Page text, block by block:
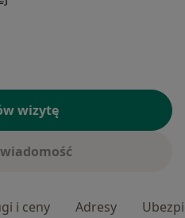
wizytę
i ceny Adresy